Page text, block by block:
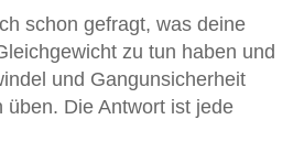
schon gefragt, was deine
zu tun haben und
und Gangunsicherheit
üben. Die Antwort ist jede